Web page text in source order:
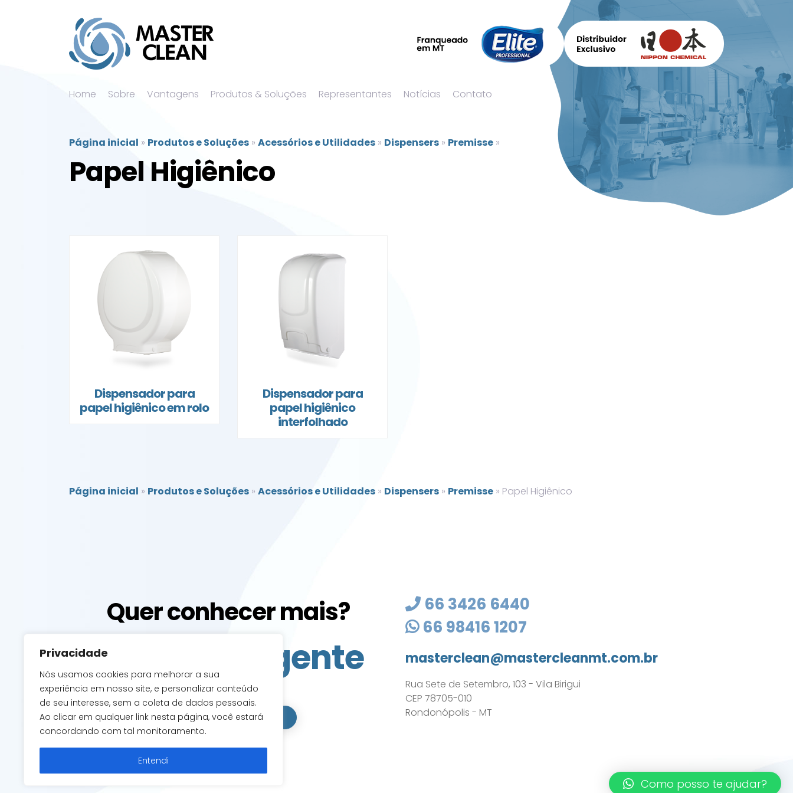
Privacidade
Nós usamos cookies para melhorar a sua
experiência em nosso site, e personalizar conteúdo
de seu interesse, sem a coleta de dados pessoais.
Ao clicar em qualquer link nesta página, você estará
concordando com tal monitoramento.
Entendi
Home Sobre Vantagens Produtos & Soluções Representantes Notícias Contato
Página inicial » Produtos e Soluções » Acessórios e Utilidades » Dispensers » Premisse »
Papel Higiênico
Dispensador para
papel higiênico em rolo
Dispensador para
papel higiênico
interfolhado
Página inicial » Produtos e Soluções » Acessórios e Utilidades » Dispensers » Premisse » Papel Higiênico
Quer conhecer mais?
fale com a gente
ACESSAR O CONTATO
66 3426 6440
66 98416 1207
masterclean@mastercleanmt.com.br
Rua Sete de Setembro, 103 - Vila Birigui
CEP 78705-010
Rondonópolis - MT
Como posso te ajudar?